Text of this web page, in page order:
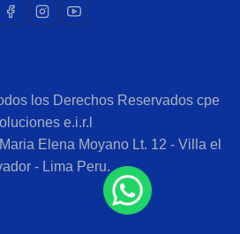
los Derechos Reservados cpe
e.i.r.l
Elena Moyano Lt. 12 - Villa el
- Lima Peru.